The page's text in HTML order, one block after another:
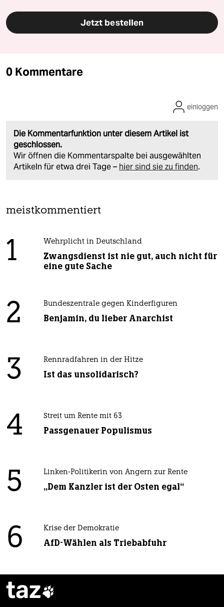
Jetzt bestellen
0 Kommentare
Die Kommentarfunktion unter diesem Artikel ist
geschlossen.
Wir öffnen die Kommentarspalte bei ausgewählten
Artikeln für etwa drei Tage – hier sind sie zu finden.
einloggen
meistkommentiert
1 Wehrplicht in Deutschland
Zwangsdienst ist nie gut, auch nicht für
eine gute Sache
2 Bundeszentrale gegen Kinderfiguren
Benjamin, du lieber Anarchist
3 Rennradfahren in der Hitze
Ist das unsolidarisch?
4 Streit um Rente mit 63
Passgenauer Populismus
5 Linken-Politikerin von Angern zur Rente
„Dem Kanzler ist der Osten egal“
6 Krise der Demokratie
AfD-Wählen als Triebabfuhr
taz